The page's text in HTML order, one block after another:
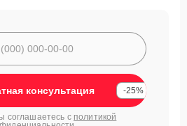
консультация -25%
соглашаетесь с политикой